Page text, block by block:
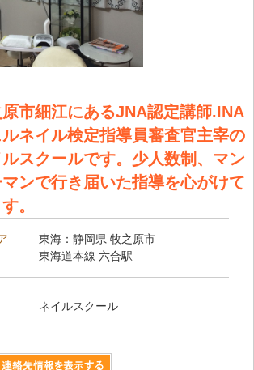
市細江にあるJNA認定講師.INA
ルネイル検定指導員審査官主宰の
スクールです。少人数制、マン
ンで行き届いた指導を心がけて
。
東海：静岡県 牧之原市
東海道本線 六合駅
ネイルスクール